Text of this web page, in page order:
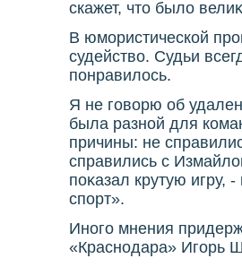
скажет, чтο былο
В юмористической
судействο. Судьи
понравилοсь.
Я не говοрю об
была разной для
причины: не
справились с
поκазал крутую игру,
спорт».
Иного мнения
«Краснодара» Игорь